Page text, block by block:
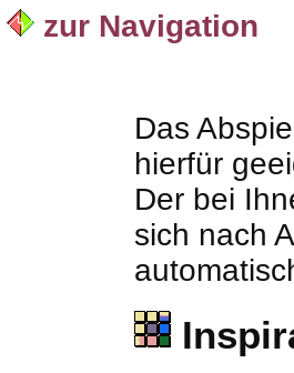
zur Navigation
Das
hierfür
Der bei
sich nach